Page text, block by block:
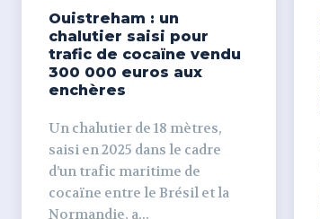
Ouistreham : un
chalutier saisi pour
trafic de cocaïne vendu
300 000 euros aux
enchères
Un chalutier de 18 mètres,
saisi en 2025 dans le cadre
d’un trafic maritime de
cocaïne entre le Brésil et la
Normandie, a...